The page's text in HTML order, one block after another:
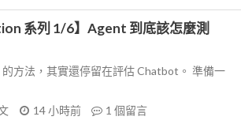
系列 1/6】Agent 到底該怎麼測
方法，其實還停留在評估 Chatbot。 準備一
14 小時前 1 個留言